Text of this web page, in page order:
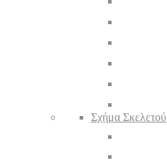
Σχήμα Σκελετού